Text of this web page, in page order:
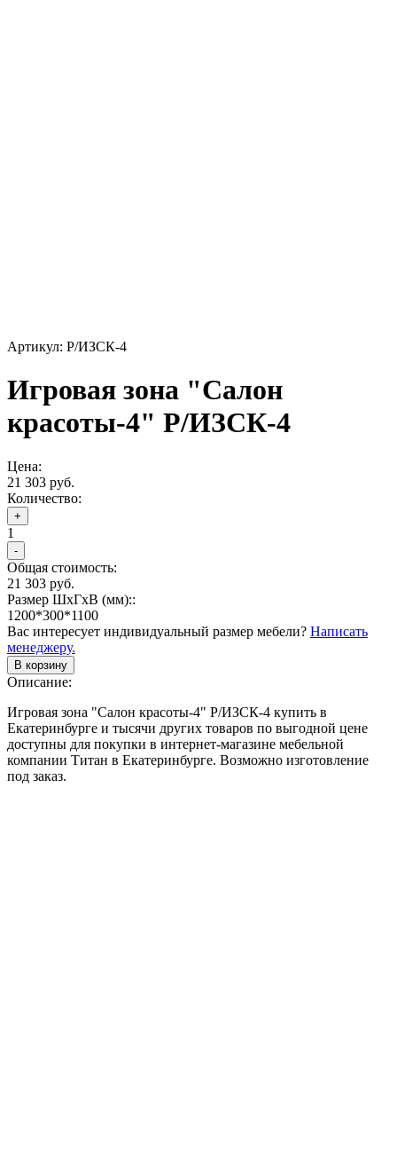
Артикул: Р/ИЗСК-4
Игровая зона "Салон
красоты-4" Р/ИЗСК-4
Цена:
21 303 руб.
Количество:
+
1
-
Общая стоимость:
21 303 руб.
Размер ШхГхВ (мм)::
1200*300*1100
Вас интересует индивидуальный размер мебели? Написать
менеджеру.
В корзину
Описание:
Игровая зона "Салон красоты-4" Р/ИЗСК-4 купить в
Екатеринбурге и тысячи других товаров по выгодной цене
доступны для покупки в интернет-магазине мебельной
компании Титан в Екатеринбурге. Возможно изготовление
под заказ.